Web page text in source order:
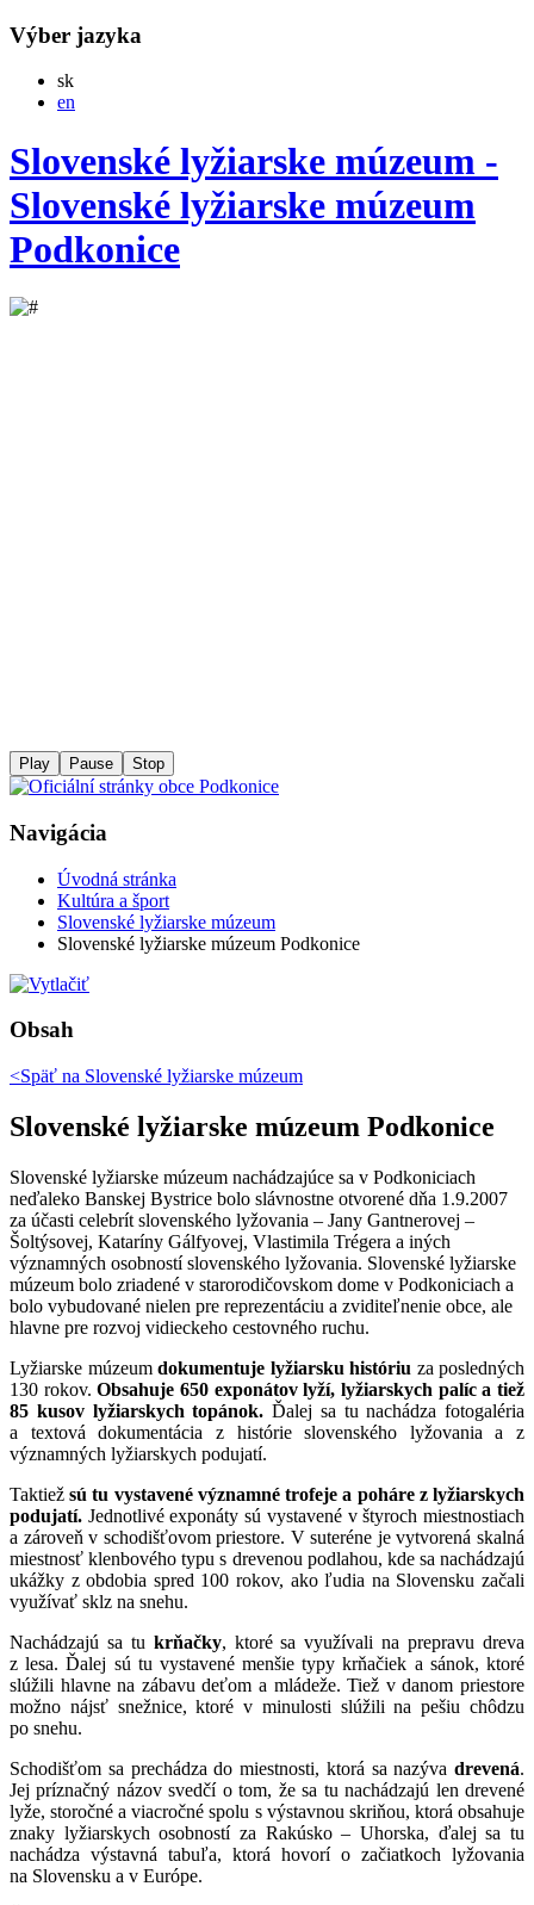
Výber jazyka
skSlovensky
en
Slovenské lyžiarske múzeum -
Slovenské lyžiarske múzeum
Podkonice
Play Pause Stop
Navigácia
Úvodná stránka
Kultúra a šport
Slovenské lyžiarske múzeum
Slovenské lyžiarske múzeum Podkonice
Obsah
<Späť na Slovenské lyžiarske múzeum
Slovenské lyžiarske múzeum Podkonice
Slovenské lyžiarske múzeum nachádzajúce sa v Podkoniciach
neďaleko Banskej Bystrice bolo slávnostne otvorené dňa 1.9.2007
za účasti celebrít slovenského lyžovania – Jany Gantnerovej –
Šoltýsovej, Kataríny Gálfyovej, Vlastimila Trégera a iných
významných osobností slovenského lyžovania. Slovenské lyžiarske
múzeum bolo zriadené v starorodičovskom dome v Podkoniciach a
bolo vybudované nielen pre reprezentáciu a zviditeľnenie obce, ale
hlavne pre rozvoj vidieckeho cestovného ruchu.
Lyžiarske múzeum dokumentuje lyžiarsku históriu za posledných
130 rokov.Obsahuje 650 exponátov lyží, lyžiarskych palíc a tiež
85 kusov lyžiarskych topánok. Ďalej sa tu nachádza fotogaléria
a textová dokumentácia z histórie slovenského lyžovania a z
významných lyžiarskych podujatí.
Taktiežsú tu vystavené významné trofeje a poháre z lyžiarskych
podujatí. Jednotlivé exponáty sú vystavené v štyroch miestnostiach
a zároveň v schodišťovom priestore. V suteréne je vytvorená skalná
miestnosť klenbového typu s drevenou podlahou, kde sa nachádzajú
ukážky z obdobia spred 100 rokov, ako ľudia na Slovensku začali
využívať sklz na snehu.
Nachádzajú sa tu krňačky, ktoré sa využívali na prepravu dreva
z lesa. Ďalej sú tu vystavené menšie typy krňačiek a sánok, ktoré
slúžili hlavne na zábavu deťom a mládeže. Tiež v danom priestore
možno nájsť snežnice, ktoré v minulosti slúžili na pešiu chôdzu
po snehu.
Schodišťom sa prechádza do miestnosti, ktorá sa nazýva drevená.
Jej príznačný názov svedčí o tom, že sa tu nachádzajú len drevené
lyže, storočné a viacročné spolu s výstavnou skriňou, ktorá obsahuje
znaky lyžiarskych osobností za Rakúsko – Uhorska, ďalej sa tu
nachádza výstavná tabuľa, ktorá hovorí o začiatkoch lyžovania
na Slovensku a v Európe.